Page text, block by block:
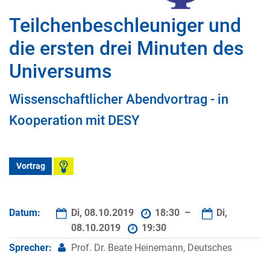
Teilchenbeschleuniger und
die ersten drei Minuten des
Universums
Wissenschaftlicher Abendvortrag - in
Kooperation mit DESY
Vortrag
Datum: Di, 08.10.2019 18:30 –
Di,
08.10.2019
19:30
Sprecher:
Prof. Dr. Beate Heinemann, Deutsches